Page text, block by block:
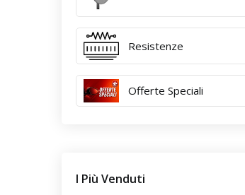
Resistenze
Offerte Speciali
I Più Venduti